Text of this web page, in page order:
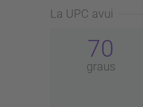
La UPC avui
70
graus